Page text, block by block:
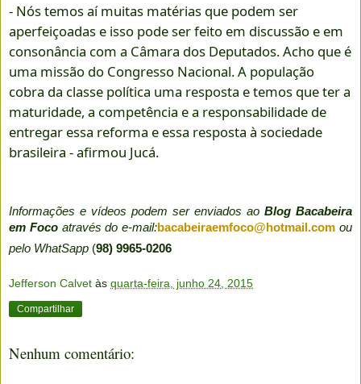
- Nós temos aí muitas matérias que podem ser
aperfeiçoadas e isso pode ser feito em discussão e em
consonância com a Câmara dos Deputados. Acho que é
uma missão do Congresso Nacional. A população
cobra da classe política uma resposta e temos que ter a
maturidade, a competência e a responsabilidade de
entregar essa reforma e essa resposta à sociedade
brasileira - afirmou Jucá.
Informações e vídeos podem ser enviados ao Blog Bacabeira
em Focoatravés do e-mail:bacabeiraemfoco@hotmail.com ou
pelo WhatSapp (98) 9965-0206
Jefferson Calvet às quarta-feira, junho 24, 2015
Compartilhar
Nenhum comentário: